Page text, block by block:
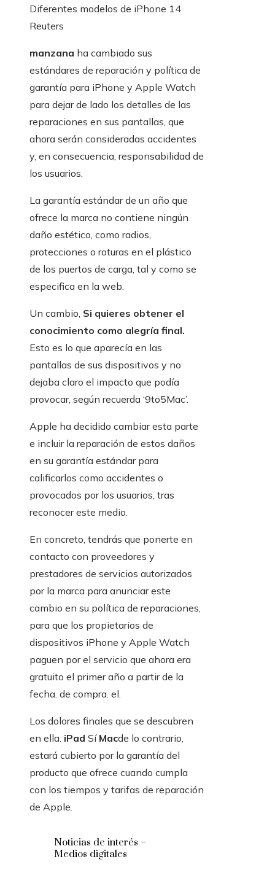
Diferentes modelos de iPhone 14
Reuters
manzana ha cambiado sus
estándares de reparación y política de
garantía para iPhone y Apple Watch
para dejar de lado los detalles de las
reparaciones en sus pantallas, que
ahora serán consideradas accidentes
y, en consecuencia, responsabilidad de
los usuarios.
La garantía estándar de un año que
ofrece la marca no contiene ningún
daño estético, como radios,
protecciones o roturas en el plástico
de los puertos de carga, tal y como se
especifica en la web.
Un cambio, Si quieres obtener el
conocimiento como alegría final.
Esto es lo que aparecía en las
pantallas de sus dispositivos y no
dejaba claro el impacto que podía
provocar, según recuerda ‘9to5Mac’.
Apple ha decidido cambiar esta parte
e incluir la reparación de estos daños
en su garantía estándar para
calificarlos como accidentes o
provocados por los usuarios, tras
reconocer este medio.
En concreto, tendrás que ponerte en
contacto con proveedores y
prestadores de servicios autorizados
por la marca para anunciar este
cambio en su política de reparaciones,
para que los propietarios de
dispositivos iPhone y Apple Watch
paguen por el servicio que ahora era
gratuito el primer año a partir de la
fecha. de compra. el.
Los dolores finales que se descubren
en ella. iPad Sí Macde lo contrario,
estará cubierto por la garantía del
producto que ofrece cuando cumpla
con los tiempos y tarifas de reparación
de Apple.
Noticias de interés –
Medios digitales